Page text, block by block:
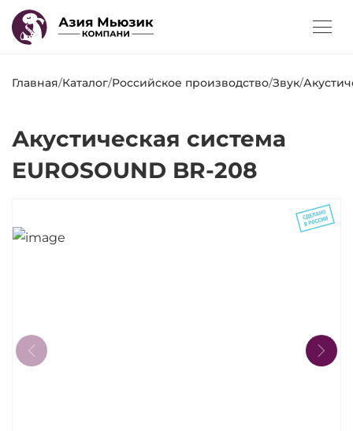
Главная/Каталог/Российское производство/Звук/
Акустическая система
EUROSOUND BR-208